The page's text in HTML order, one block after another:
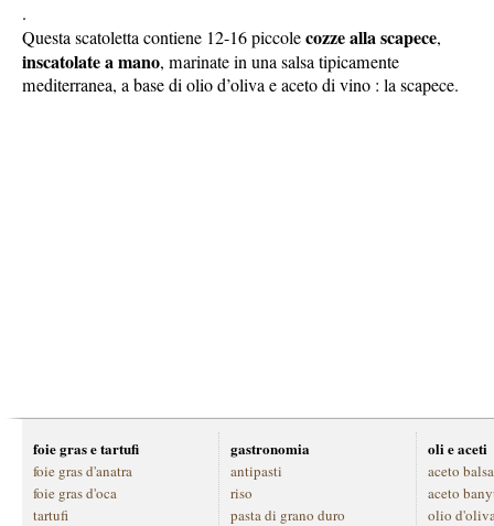
.
Questa scatoletta contiene 12-16 piccolecozze alla scapece,
inscatolate a mano, marinate in una salsa tipicamente
mediterranea, a base di olio d’oliva e aceto di vino : la scapece.
foie gras e tartufi
foie gras d'anatra
foie gras d'oca
tartufi
gastronomia
antipasti
riso
pasta di grano duro
oli e aceti
aceto
aceto
olio